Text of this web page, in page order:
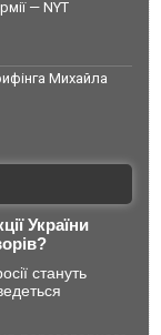
— NYT
Михайла
України
стануть